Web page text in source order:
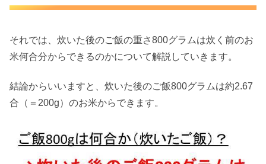
それでは、炊いた後のご飯の重さ800グラムは炊く前のお
米何合分からできるのかについて解説していきます。
結論からいいますと、炊いた後のご飯800グラムは約2.67
合（＝200g）のお米からできます。